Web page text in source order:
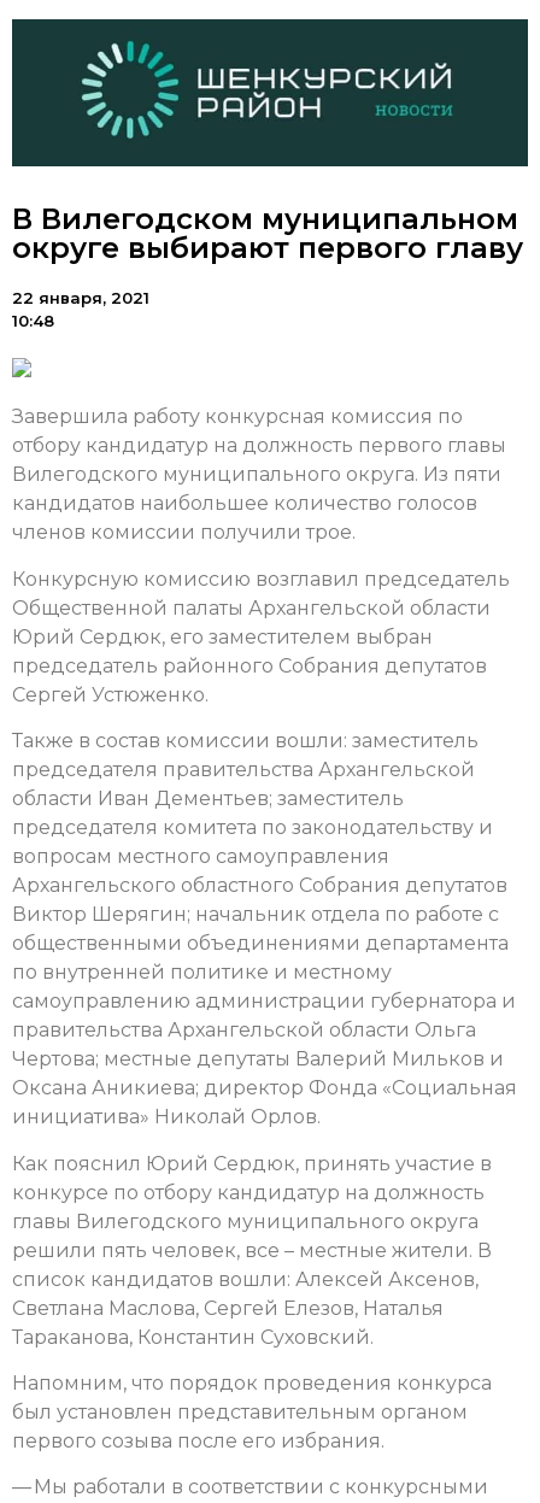
В Вилегодском муниципальном
округе выбирают первого главу
22 января, 2021
10:48
Завершила работу конкурсная комиссия по
отбору кандидатур на должность первого главы
Вилегодского муниципального округа. Из пяти
кандидатов наибольшее количество голосов
членов комиссии получили трое.
Конкурсную комиссию возглавил председатель
Общественной палаты Архангельской области
Юрий Сердюк, его заместителем выбран
председатель районного Собрания депутатов
Сергей Устюженко.
Также в состав комиссии вошли: заместитель
председателя правительства Архангельской
области Иван Дементьев; заместитель
председателя комитета по законодательству и
вопросам местного самоуправления
Архангельского областного Собрания депутатов
Виктор Шерягин; начальник отдела по работе с
общественными объединениями департамента
по внутренней политике и местному
самоуправлению администрации губернатора и
правительства Архангельской области Ольга
Чертова; местные депутаты Валерий Мильков и
Оксана Аникиева; директор Фонда «Социальная
инициатива» Николай Орлов.
Как пояснил Юрий Сердюк, принять участие в
конкурсе по отбору кандидатур на должность
главы Вилегодского муниципального округа
решили пять человек, все – местные жители. В
список кандидатов вошли: Алексей Аксенов,
Светлана Маслова, Сергей Елезов, Наталья
Тараканова, Константин Суховский.
Напомним, что порядок проведения конкурса
был установлен представительным органом
первого созыва после его избрания.
— Мы работали в соответствии с конкурсными